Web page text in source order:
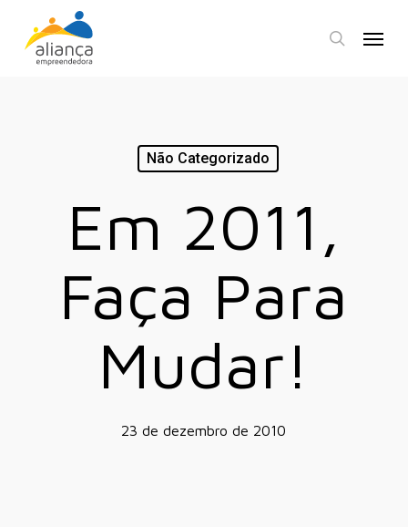
search
Não Categorizado
Em 2011,
Faça Para
Mudar!
23 de dezembro de 2010